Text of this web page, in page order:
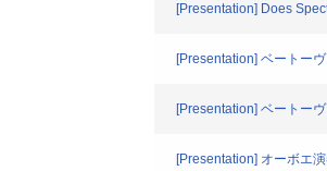
[Presentation] Does
[Presentation] ベートー
[Presentation] ベートー
[Presentation] オーボエ